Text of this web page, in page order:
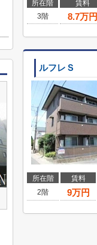
所在階 賃料
3階
8.7万円
ルフレＳ
所在階 賃料
2階
9万円